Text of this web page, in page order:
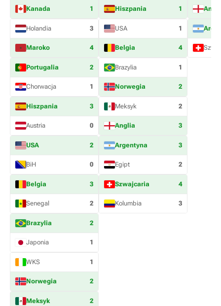
Kanada 1
Holandia 3
Maroko 4
Portugalia 2
Chorwacja 1
Hiszpania 3
Austria 0
USA 2
BiH 0
Belgia 3
Senegal 2
Brazylia 2
Japonia 1
WKS 1
Norwegia 2
Meksyk 2
Hiszpania 1
USA 1
Belgia 4
Brazylia 1
Norwegia 2
Meksyk 2
Anglia 3
Argentyna 3
Egipt 2
Szwajcaria 4
Kolumbia 3